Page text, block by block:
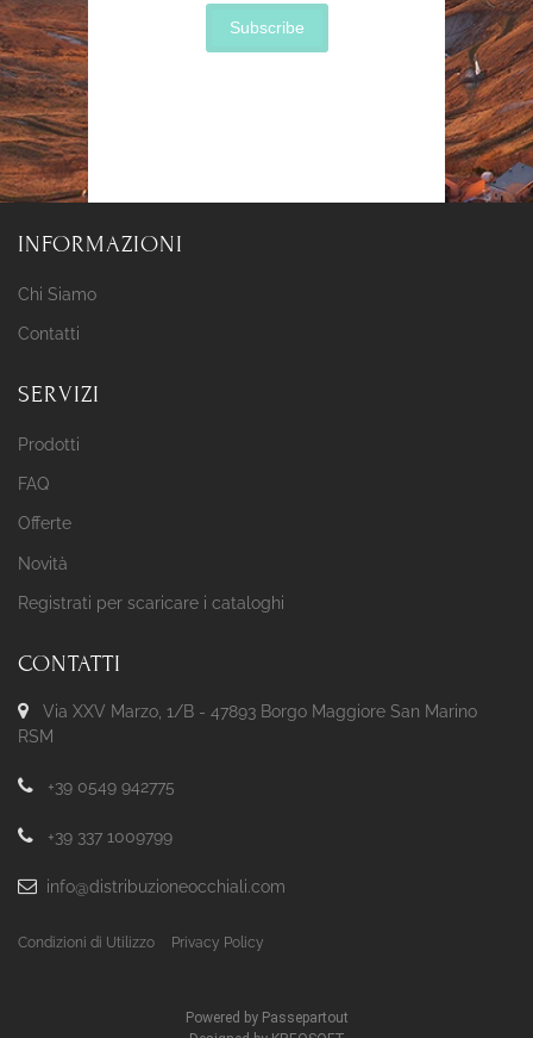
INFORMAZIONI
Chi Siamo
Contatti
SERVIZI
Prodotti
FAQ
Offerte
Novità
Registrati per scaricare i cataloghi
CONTATTI
Via XXV Marzo, 1/B - 47893 Borgo Maggiore San Marino
RSM
+39 0549 942775
+39 337 1009799
info@distribuzioneocchiali.com
Condizioni di Utilizzo Privacy Policy
Powered by Passepartout